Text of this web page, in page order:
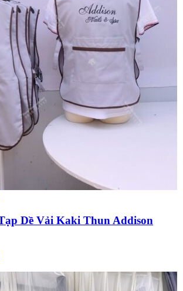
Dề Vải Kaki Thun Addison